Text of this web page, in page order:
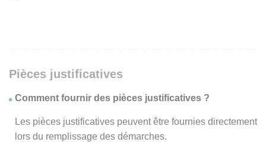
Pièces justificatives
Comment fournir des pièces justificatives ?
Les pièces justificatives peuvent être fournies directement
lors du remplissage des démarches.